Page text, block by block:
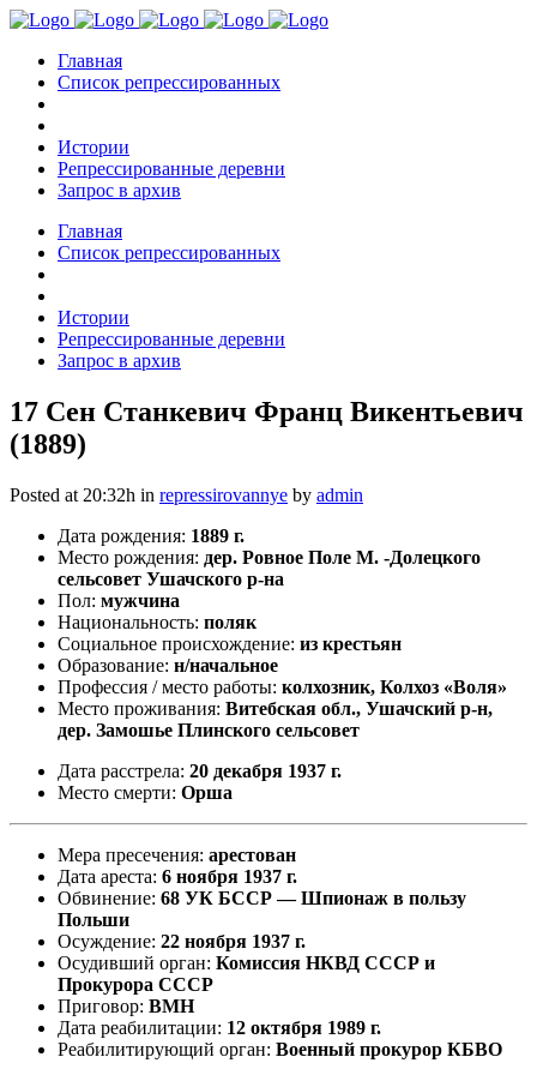
Главная
Список репрессированных
Истории
Репрессированные деревни
Запрос в архив
Главная
Список репрессированных
Истории
Репрессированные деревни
Запрос в архив
17 Сен Станкевич Франц Викентьевич
(1889)
Posted at 20:32h in repressirovannye by admin
Дата рождения: 1889 г.
Место рождения: дер. Ровное Поле М. -Долецкого
сельсовет Ушачского р-на
Пол: мужчина
Национальность: поляк
Социальное происхождение: из крестьян
Образование: н/начальное
Профессия / место работы: колхозник, Колхоз «Воля»
Место проживания: Витебская обл., Ушачский р-н,
дер. Замошье Плинского сельсовет
Дата расстрела: 20 декабря 1937 г.
Место смерти: Орша
Мера пресечения: арестован
Дата ареста: 6 ноября 1937 г.
Обвинение: 68 УК БССР — Шпионаж в пользу
Польши
Осуждение: 22 ноября 1937 г.
Осудивший орган: Комиссия НКВД СССР и
Прокурора СССР
Приговор: ВМН
Дата реабилитации: 12 октября 1989 г.
Реабилитирующий орган: Военный прокурор КБВО